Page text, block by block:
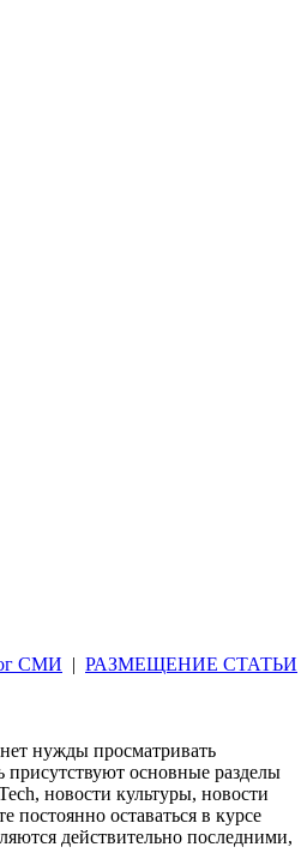
СМИ | РАЗМЕЩЕНИЕ СТАТЬИ
нужды просматривать
присутствуют основные разделы
новости культуры, новости
оставаться в курсе
действительно последними,